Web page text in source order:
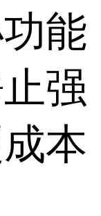
能
强
本